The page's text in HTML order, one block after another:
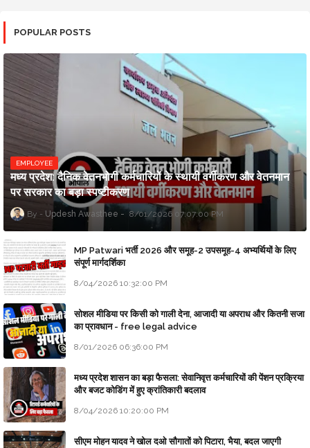
POPULAR POSTS
EMPLOYEE
मध्य प्रदेश: दैनिक वेतनभोगी कर्मचारियों के स्थायी वर्गीकरण और वेतनमान
पर सरकार का बड़ा स्पष्टीकरण
Updesh Awasthee 8/01/2026 07:07:00 PM
MP Patwari भर्ती 2026 और समूह-2 उपसमूह-4 अभ्यर्थियों के लिए
संपूर्ण मार्गदर्शिका
8/04/2026 10:32:00 PM
सोशल मीडिया पर किसी को गाली देना, आजादी या अपराध और कितनी सजा
का प्रावधान - free legal advice
8/01/2026 06:36:00 PM
मध्य प्रदेश शासन का बड़ा फैसला: सेवानिवृत्त कर्मचारियों की पेंशन प्रक्रिया
और बजट कोडिंग में हुए क्रांतिकारी बदलाव
8/04/2026 10:20:00 PM
सीएम मोहन यादव ने खोल दओ सौगातों को पिटारा, भैया, बदल जाएगी